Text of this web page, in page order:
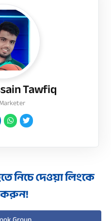
Tawfiq
নিচে দেওয়া লিংকে
করুন!